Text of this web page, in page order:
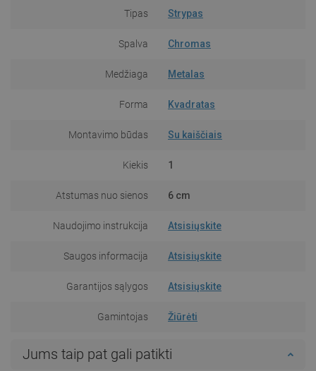
Tipas Strypas
Spalva Chromas
Medžiaga Metalas
Forma Kvadratas
Montavimo būdas Su kaiščiais
Kiekis 1
Atstumas nuo sienos 6 cm
Naudojimo instrukcija Atsisiųskite
Saugos informacija Atsisiųskite
Garantijos sąlygos Atsisiųskite
Gamintojas Žiūrėti
Jums taip pat gali patikti